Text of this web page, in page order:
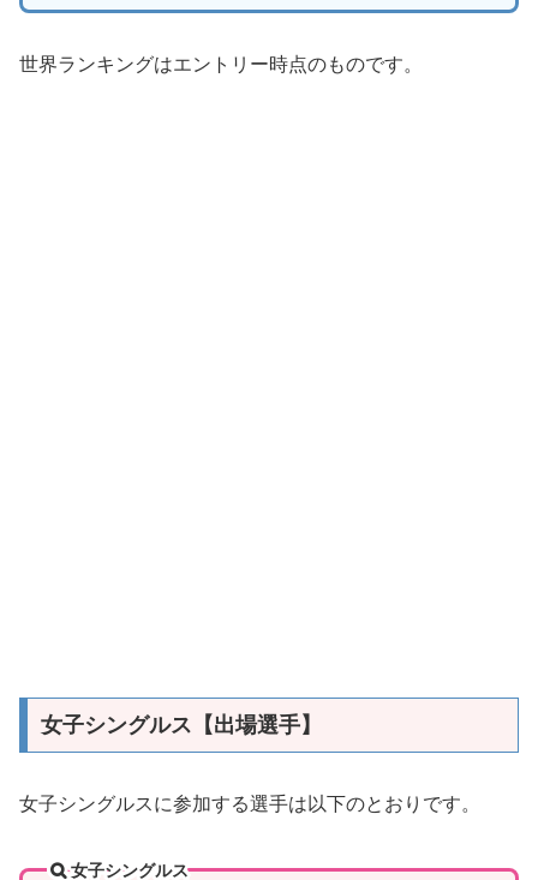
世界ランキングはエントリー時点のものです。
女子シングルス【出場選手】
女子シングルスに参加する選手は以下のとおりです。
女子シングルス